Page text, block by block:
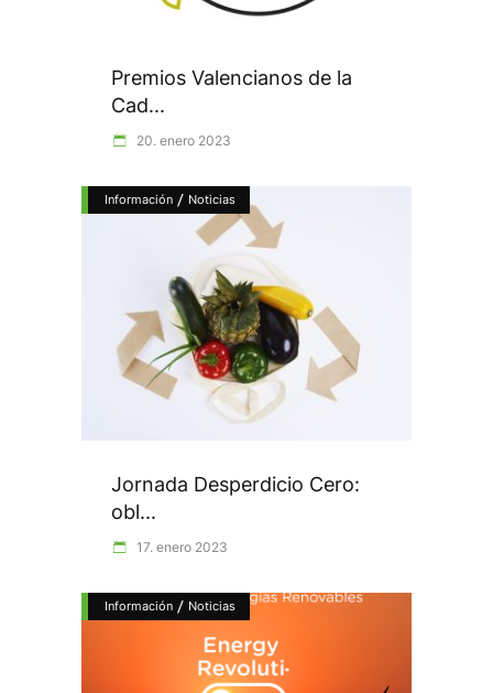
Premios Valencianos de la
Cad...
20. enero 2023
Información / Noticias
Jornada Desperdicio Cero:
obl...
17. enero 2023
Información / Noticias